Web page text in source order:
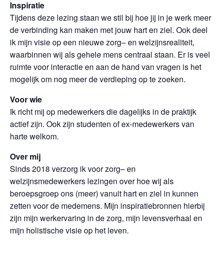
Inspiratie
Tijdens deze lezing staan we stil bij hoe jij in je werk meer
de verbinding kan maken met jouw hart en ziel. Ook deel
ik mijn visie op een nieuwe zorg– en welzijnsrealiteit,
waarbinnen wij als gehele mens centraal staan. Er is veel
ruimte voor interactie en aan de hand van vragen is het
mogelijk om nog meer de verdieping op te zoeken.
Voor wie
Ik richt mij op medewerkers die dagelijks in de praktijk
actief zijn. Ook zijn studenten of ex-medewerkers van
harte welkom.
Over mij
Sinds 2018 verzorg ik voor zorg– en
welzijnsmedewerkers lezingen over hoe wij als
beroepsgroep ons (meer) vanuit hart en ziel in kunnen
zetten voor de medemens. Mijn inspiratiebronnen hierbij
zijn mijn werkervaring in de zorg, mijn levensverhaal en
mijn holistische visie op het leven.